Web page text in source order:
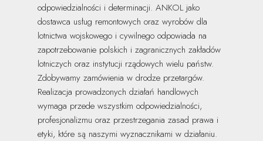
odpowiedzialności i determinacji. ANKOL jako
dostawca usług remontowych oraz wyrobów dla
lotnictwa wojskowego i cywilnego odpowiada na
zapotrzebowanie polskich i zagranicznych zakładów
lotniczych oraz instytucji rządowych wielu państw.
Zdobywamy zamówienia w drodze przetargów.
Realizacja prowadzonych działań handlowych
wymaga przede wszystkim odpowiedzialności,
profesjonalizmu oraz przestrzegania zasad prawa i
etyki, które są naszymi wyznacznikami w działaniu.